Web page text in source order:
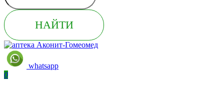
НАЙТИ
whatsapp
0